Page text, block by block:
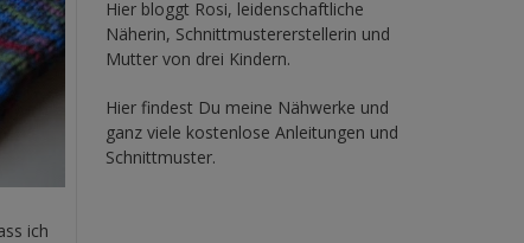
ich
Hier bloggt Rosi, leidenschaftliche
Näherin, Schnittmustererstellerin und
Mutter von drei Kindern.
Hier findest Du meine Nähwerke und
ganz viele kostenlose Anleitungen und
Schnittmuster.